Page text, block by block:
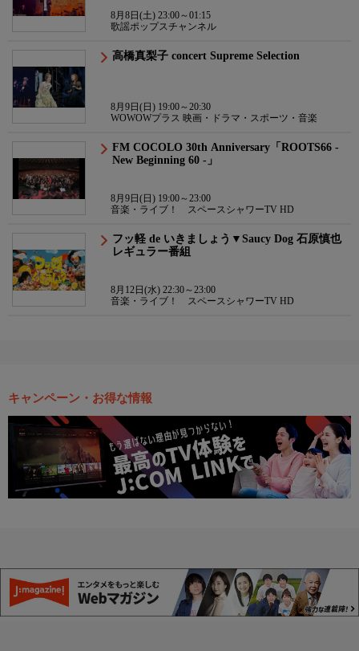
8月8日(土) 23:00～01:15
歌謡ポップスチャンネル
高橋真梨子 concert Supreme Selection
8月9日(日) 19:00～20:30
WOWOWプラス 映画・ドラマ・スポーツ・音楽
FM COCOLO 30th Anniversary「ROOTS66 -
New Beginning 60 -」
8月9日(日) 19:00～23:00
音楽・ライブ！ スペースシャワーTV HD
フッ軽 de いきましょう▼Saucy Dog 石原慎也
レギュラー番組
8月12日(水) 22:30～23:00
音楽・ライブ！ スペースシャワーTV HD
キャンペーン・お得な情報